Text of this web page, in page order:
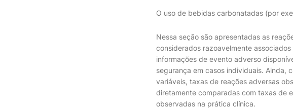
O uso de bebidas carbonatadas (por
Nessa seção são apresentadas as
considerados razoavelmente
informações de evento adverso
segurança em casos individuais. Ainda,
variáveis, taxas de reações adversas
diretamente comparadas com taxas de
observadas na prática clínica.